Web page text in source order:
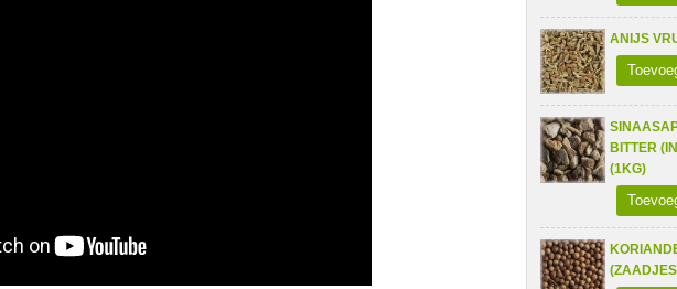
ANIJS
BITTER
(1KG)